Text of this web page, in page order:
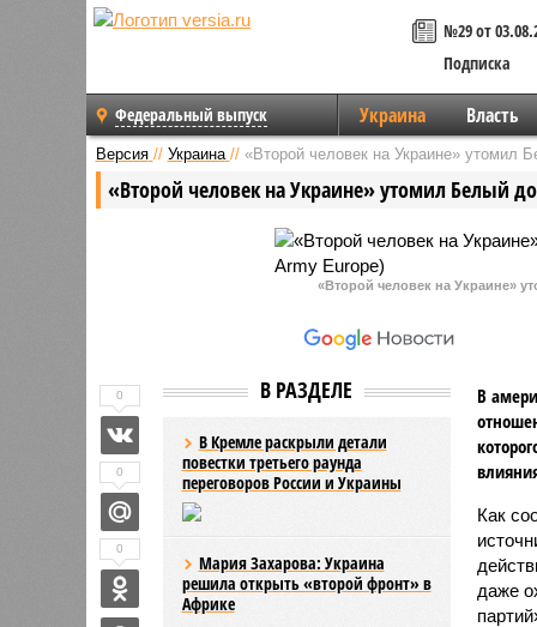
№29 от
Подписка
Федеральный выпуск Украина Власть
Версия // Украина // «Второй человек на Украине» утомил
«Второй человек на Украине» утомил Белый
«Второй человек на Украине»
В РАЗДЕЛЕ
В Кремле раскрыли детали
повестки третьего раунда
переговоров России и Украины
Мария Захарова: Украина
решила открыть «второй фронт» в
Африке
В
Как
даже
0
0
0